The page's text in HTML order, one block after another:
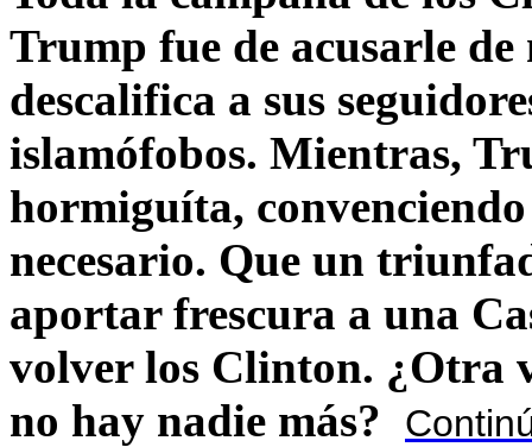
Trump fue de acusarle
descalifica a sus
islamófobos. Mientras,
hormiguíta,
necesario. Que un
aportar frescura a una
volver los Clinton. ¿Otra
no hay nadie más?